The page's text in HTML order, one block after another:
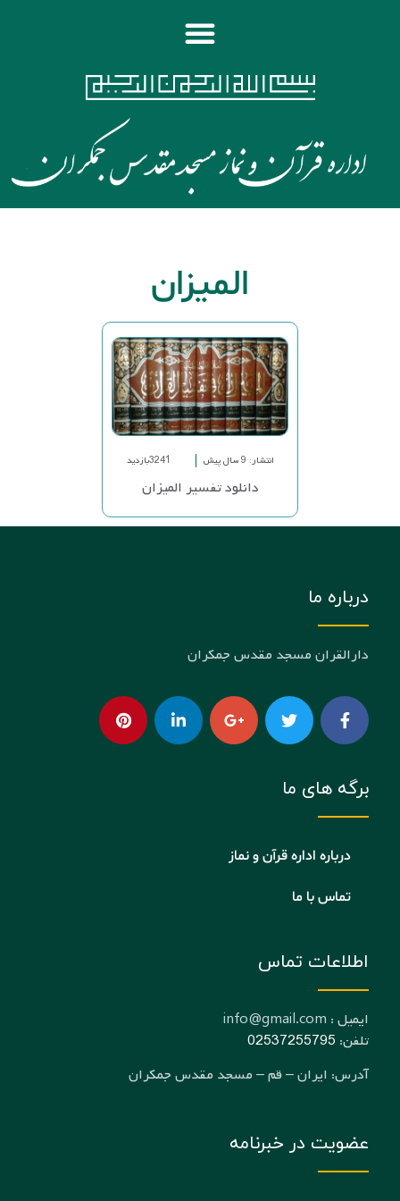
المیزان
انتشار: 9 سال پیش 3241بازدید
دانلود تفسیر المیزان
درباره ما
دارالقران مسجد مقدس جمکران
برگه های ما
درباره اداره قرآن و نماز
تماس با ما
اطلاعات تماس
ایمیل : info@gmail.com
تلفن: 02537255795
آدرس: ایران – قم – مسجد مقدس جمکران
عضویت در خبرنامه